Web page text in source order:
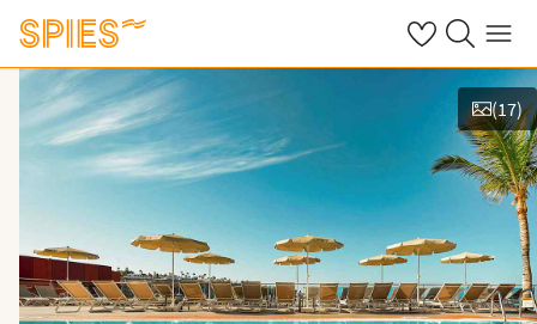
Se dine gemte
Søg påMenu
Vis billeder
(17)